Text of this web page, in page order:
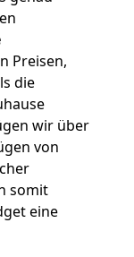
Preisen,
die
wir über
von
somit
eine